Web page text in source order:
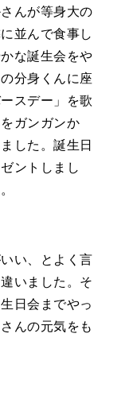
んが等身大の
並んで食事し
な誕生会をや
分身くんに座
スデー」を歌
ガンガンか
した。誕生日
ントしまし
い、とよく言
いました。そ
日会までやっ
んの元気をも